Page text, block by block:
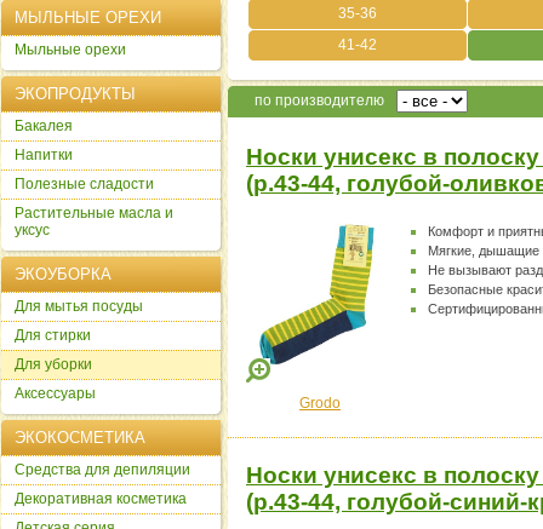
35-36
41-42
по производителю
Носки унисекс в
(р.43-44, голубой-
Комфорт и
Мягкие, дышащие
Не вызывают
Безопасные
Grodo
Носки унисекс в
(р.43-44, голубой-
МЫЛЬНЫЕ ОРЕХИ
Мыльные орехи
ЭКОПРОДУКТЫ
Бакалея
Напитки
Полезные сладости
Растительные масла и
уксус
ЭКОУБОРКА
Для мытья посуды
Для стирки
Для уборки
Аксессуары
ЭКОКОСМЕТИКА
Cредства для депиляции
Декоративная косметика